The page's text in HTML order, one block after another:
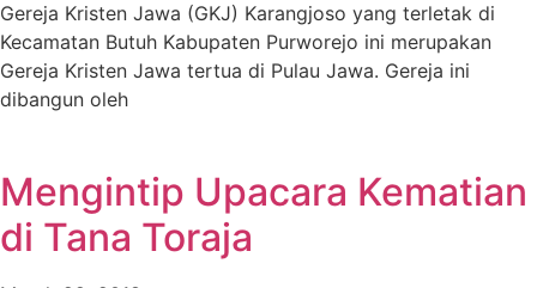
Gereja Kristen Jawa (GKJ) Karangjoso yang terletak di
Kecamatan Butuh Kabupaten Purworejo ini merupakan
Gereja Kristen Jawa tertua di Pulau Jawa. Gereja ini
dibangun oleh
Mengintip Upacara Kematian
di Tana Toraja